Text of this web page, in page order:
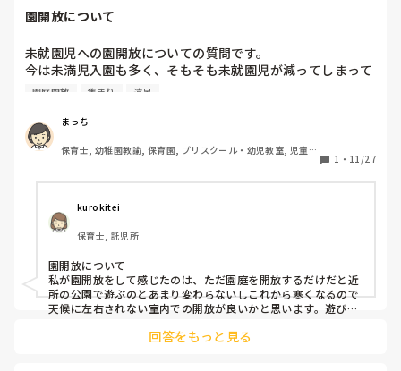
園開放について
未就園児への園開放についての質問です。
今は未満児入園も多く、そもそも未就園児が減ってしまって
いることが原因かとは思いますが、園開放利用者が減ってい
電車遠足のイベントは好評でしたが、普段の保育だけだとな
かなか集まりません。
皆さんのところでこんなことをしたら良かった！というイベ
園庭開放 集まり 遠足
まっち
保育士, 幼稚園教諭, 保育園, プリスクール・幼児教室, 児童発
1 ・ 11/27
kurokitei
保育士, 託児所
園開放について
私が園開放をして感じたのは、ただ園庭を開放するだけだと近
所の公園で遊ぶのとあまり変わらないしこれから寒くなるので
天候に左右されない室内での開放が良いかと思います。遊びに
さんなら歌と手遊びとか年長さんは楽器演奏をしたら結構集ま
回答をもっと見る